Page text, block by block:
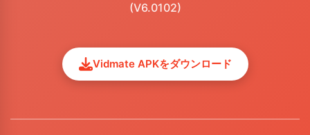
(V6.0102)
Vidmate APKをダウンロード